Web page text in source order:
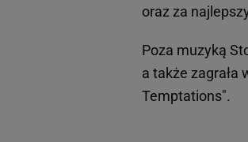
oraz za
Poza muzyką
a także zagrała
Temptations".